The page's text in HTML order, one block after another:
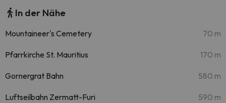
In der Nähe
Mountaineer's Cemetery 70 m
Pfarrkirche St. Mauritius 170 m
Gornergrat Bahn 580 m
Luftseilbahn Zermatt-Furi 590 m